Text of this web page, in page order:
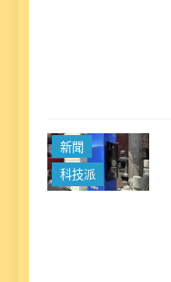
新聞
科技派